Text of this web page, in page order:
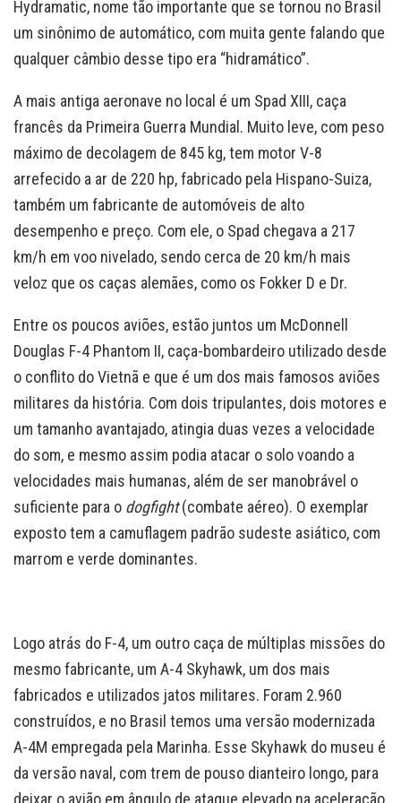
Hydramatic, nome tão importante que se tornou no Brasil
um sinônimo de automático, com muita gente falando que
qualquer câmbio desse tipo era “hidramático”.
A mais antiga aeronave no local é um Spad XIII, caça
francês da Primeira Guerra Mundial. Muito leve, com peso
máximo de decolagem de 845 kg, tem motor V-8
arrefecido a ar de 220 hp, fabricado pela Hispano-Suiza,
também um fabricante de automóveis de alto
desempenho e preço. Com ele, o Spad chegava a 217
km/h em voo nivelado, sendo cerca de 20 km/h mais
veloz que os caças alemães, como os Fokker D e Dr.
Entre os poucos aviões, estão juntos um McDonnell
Douglas F-4 Phantom II, caça-bombardeiro utilizado desde
o conflito do Vietnã e que é um dos mais famosos aviões
militares da história. Com dois tripulantes, dois motores e
um tamanho avantajado, atingia duas vezes a velocidade
do som, e mesmo assim podia atacar o solo voando a
velocidades mais humanas, além de ser manobrável o
suficiente para o dogfight(combate aéreo). O exemplar
exposto tem a camuflagem padrão sudeste asiático, com
marrom e verde dominantes.
Logo atrás do F-4, um outro caça de múltiplas missões do
mesmo fabricante, um A-4 Skyhawk, um dos mais
fabricados e utilizados jatos militares. Foram 2.960
construídos, e no Brasil temos uma versão modernizada
A-4M empregada pela Marinha. Esse Skyhawk do museu é
da versão naval, com trem de pouso dianteiro longo, para
deixar o avião em ângulo de ataque elevado na aceleração